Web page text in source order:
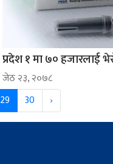
प्रदेश १ मा ७० हजारलाई
जेठ २३, २०७८
29 30 ›